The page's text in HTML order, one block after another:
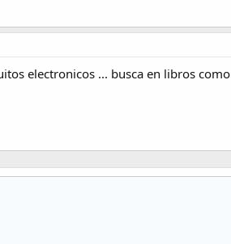
electronicos ... busca en libros como